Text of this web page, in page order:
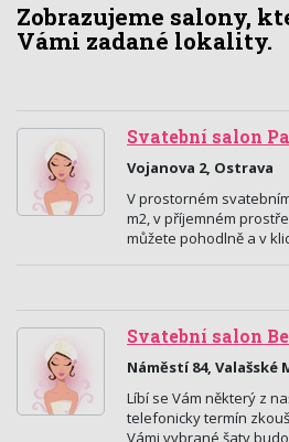
Zobrazujeme salony,
Vámi zadané lokality.
Svatební salon
Vojanova 2, Ostrava
V prostorném
m2, v příjemném
můžete pohodlně a v
Svatební salon
Náměstí 84, Valašské
Líbí se Vám některý z
telefonicky termín
Vámi vybrané šaty